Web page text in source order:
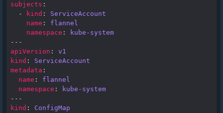
subjects :
-
kind :
ServiceAccount
name :
flannel
namespace :
kube-system
---
apiVersion :
v1
kind :
ServiceAccount
metadata :
name :
flannel
namespace :
kube-system
---
kind : ConfigMap